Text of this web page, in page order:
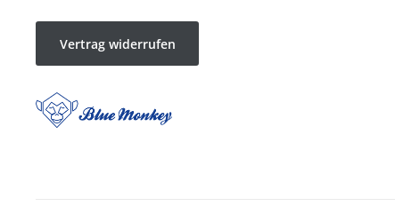
Vertrag widerrufen